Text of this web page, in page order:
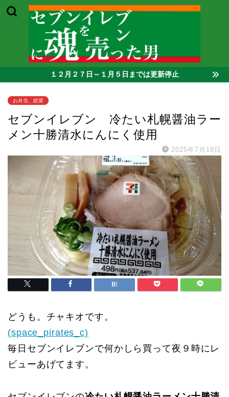
１２月２７日～１月５日までは更新停止
お弁当、総菜
セブンイレブン 冷たい札幌醤油ラー
メン十勝清水にんにく使用
2025年7月18日
どうも。チャキオです。
(space_pirates_c)
毎日セブンイレブンで何かしら買って夜９時にレ
ビューあげてます。